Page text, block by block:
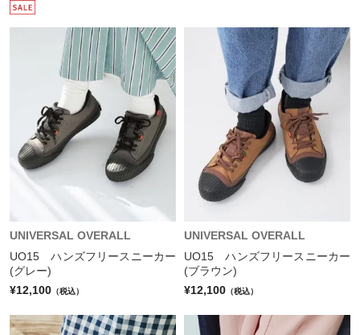
UNIVERSAL OVERALL
UO15 ハンズフリースニーカー
(グレー)
¥12,100 （税込）
UNIVERSAL OVERALL
UO15 ハンズフリースニーカー
(ブラウン)
¥12,100 （税込）